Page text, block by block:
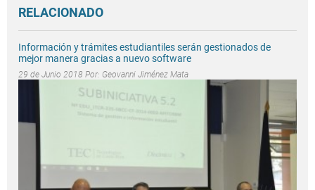
RELACIONADO
Información y trámites estudiantiles serán gestionados de
mejor manera gracias a nuevo software
29 de Junio 2018 Por: Geovanni Jiménez Mata